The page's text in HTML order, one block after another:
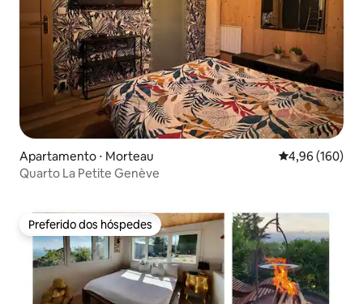
Apartamento ⋅ Morteau 4,96 de uma
4,96 (160)
Quarto La Petite Genève
Preferido dos hóspedes
Preferido dos hóspedes